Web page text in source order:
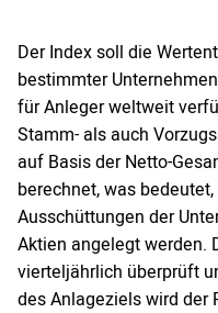
Der Index soll die
bestimmter
für Anleger weltweit
Stamm- als auch
auf Basis der Netto-
berechnet, was
Ausschüttungen der
Aktien angelegt werden.
vierteljährlich überprüft
des Anlageziels wird der